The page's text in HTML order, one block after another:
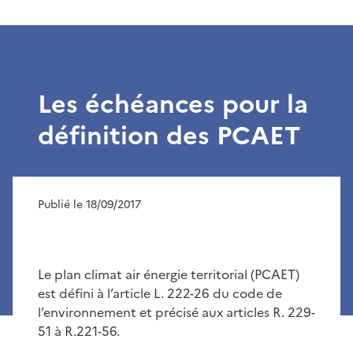
Les échéances pour la
définition des PCAET
Publié le 18/09/2017
Le plan climat air énergie territorial (PCAET)
est défini à l’article L. 222-26 du code de
l’environnement et précisé aux articles R. 229-
51 à R.221-56.